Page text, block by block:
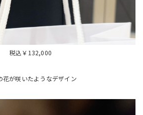
税込￥132,000
花が咲いたようなデザイン